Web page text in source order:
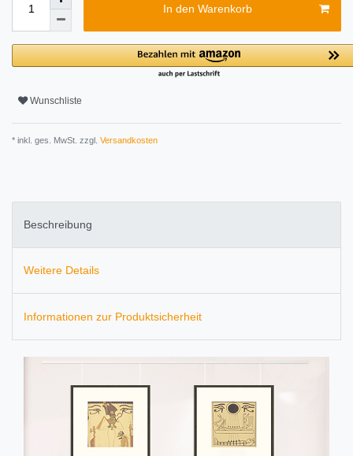
In den Warenkorb
Wunschliste
* inkl. ges. MwSt. zzgl. Versandkosten
Beschreibung
Weitere Details
Informationen zur Produktsicherheit